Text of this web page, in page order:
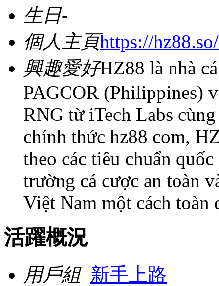
生日-
個人主頁https://hz88.so/
興趣愛好HZ88 là nhà
PAGCOR (Philippines)
RNG từ iTech Labs
chính thức hz88 com,
theo các tiêu chuẩn
trường cá cược an toàn
Việt Nam một cách toàn
活躍概況
用戶組 新手上路